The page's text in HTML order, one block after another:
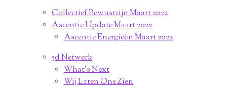
Collectief Bewustzijn Maart 2022
Ascentie Update Maart 2022
Ascentie Energieën Maart 2022
5d Netwerk
What's Next
Wij Laten Ons Zien